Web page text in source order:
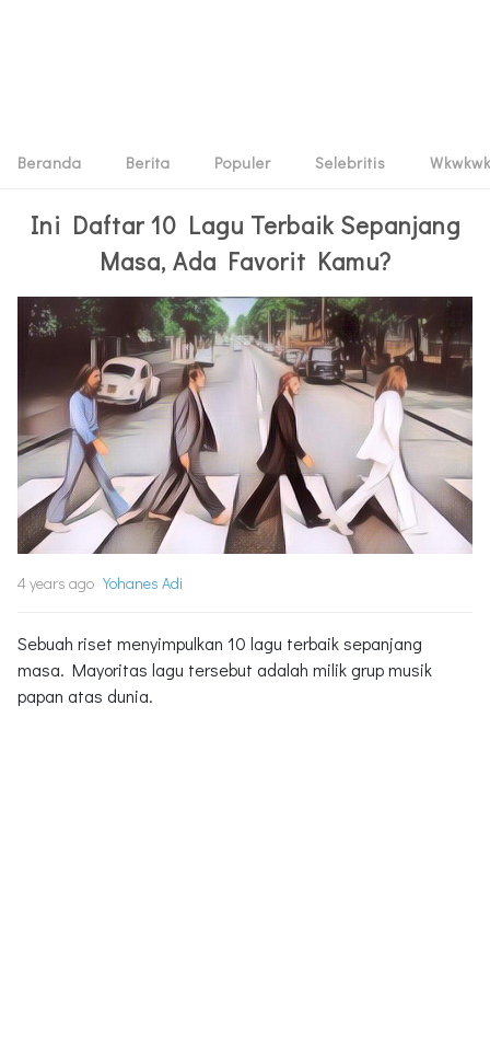
Beranda Berita Populer Selebritis Wkwkwk
Ini Daftar 10 Lagu Terbaik Sepanjang
Masa, Ada Favorit Kamu?
4 years ago Yohanes Adi
Sebuah riset menyimpulkan 10 lagu terbaik sepanjang
masa. Mayoritas lagu tersebut adalah milik grup musik
papan atas dunia.